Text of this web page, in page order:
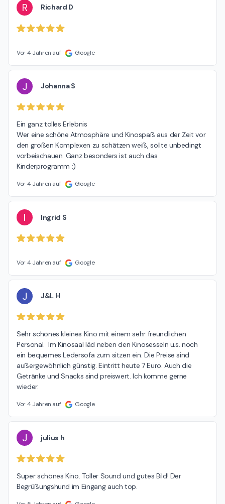
R Richard D
Vor 4 Jahren auf Google
J Johanna S
Ein ganz tolles Erlebnis
Wer eine schöne Atmosphäre und Kinospaß aus der Zeit vor
den großen Komplexen zu schätzen weiß, sollte unbedingt
vorbeischauen. Ganz besonders ist auch das
Kinderprogramm :)
Vor 4 Jahren auf Google
I Ingrid S
Vor 4 Jahren auf Google
J J&L H
Sehr schönes kleines Kino mit einem sehr freundlichen
Personal.  Im Kinosaal läd neben den Kinosesseln u.s. noch
ein bequemes Ledersofa zum sitzen ein. Die Preise sind
außergewöhnlich günstig. Eintritt heute 7 Euro. Auch die
Getränke und Snacks sind preiswert. Ich komme gerne
wieder.
Vor 4 Jahren auf Google
J julius h
Super schönes Kino. Toller Sound und gutes Bild! Der
Begrüßungshund im Eingang auch top.